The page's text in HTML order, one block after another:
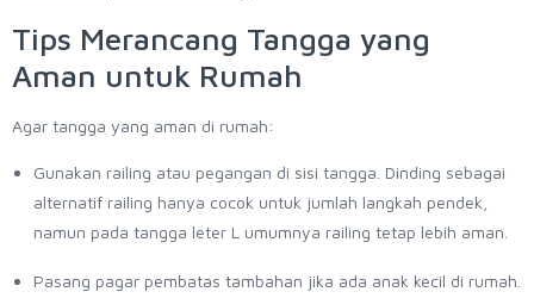
Tips Merancang Tangga yang
Aman untuk Rumah
Agar tangga yang aman di rumah:
Gunakan railing atau pegangan di sisi tangga. Dinding sebagai
alternatif railing hanya cocok untuk jumlah langkah pendek,
namun pada tangga leter L umumnya railing tetap lebih aman.
Pasang pagar pembatas tambahan jika ada anak kecil di rumah.